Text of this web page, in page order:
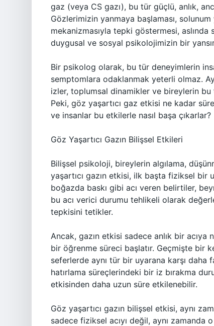
gaz (veya CS gazı), bu tür güçlü, anlık,
Gözlerimizin yanmaya başlaması,
mekanizmasıyla tepki göstermesi,
duygusal ve sosyal psikolojimizin bir
Bir psikolog olarak, bu tür deneyimlerin
semptomlara odaklanmak yeterli olmaz.
izler, toplumsal dinamikler ve bireylerin
Peki, göz yaşartıcı gaz etkisi ne kadar
ve insanlar bu etkilerle nasıl başa çıkarlar?
Göz Yaşartıcı Gazın Bilişsel Etkileri
Bilişsel psikoloji, bireylerin algılama,
yaşartıcı gazın etkisi, ilk başta fiziksel bir
boğazda baskı gibi acı veren belirtiler,
bu acı verici durumu tehlikeli olarak
tepkisini tetikler.
Ancak, gazın etkisi sadece anlık bir acıya
bir öğrenme süreci başlatır. Geçmişte bir
seferlerde aynı tür bir uyarana karşı
hatırlama süreçlerindeki bir iz bırakma
etkisinden daha uzun süre etkilenebilir.
Göz yaşartıcı gazın bilişsel etkisi, aynı
sadece fiziksel acıyı değil, aynı zamanda